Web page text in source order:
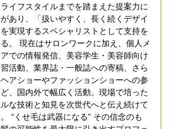
イフスタイルまでを踏まえた提案力に
あり、「扱いやすく、長く続くデザイ
実現するスペシャリストとして支持を
。 現在はサロンワークに加え、個人メ
での情報発信、美容学生・美容師向け
活動、業界誌・一般誌への寄稿、さら
アショーやファッションショーへの参
、国内外で幅広く活動。現場で培った
ルな技術と知見を次世代へと伝え続けて
“くせ毛は武器になる” その信念のも